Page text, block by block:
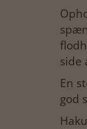
side
En
god